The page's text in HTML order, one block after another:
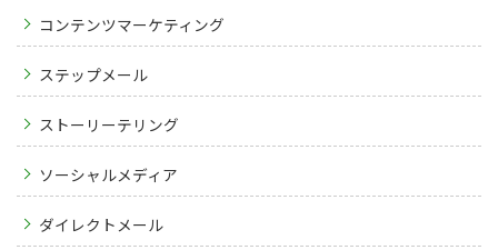
コンテンツマーケティング
ステップメール
ストーリーテリング
ソーシャルメディア
ダイレクトメール